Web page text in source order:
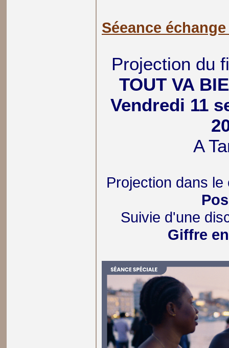
Séeance
Projection du
TOUT VA
Vendredi 11
A
Projection dans
Suivie d'une
Giffre